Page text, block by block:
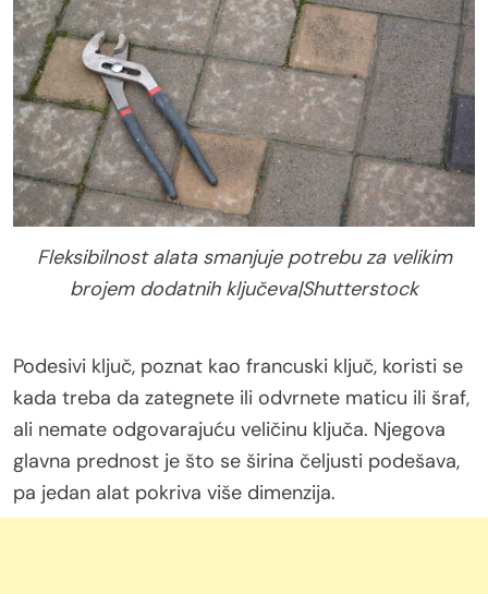
Fleksibilnost alata smanjuje potrebu za velikim
brojem dodatnih ključeva|Shutterstock
Podesivi ključ, poznat kao francuski ključ, koristi se
kada treba da zategnete ili odvrnete maticu ili šraf,
ali nemate odgovarajuću veličinu ključa. Njegova
glavna prednost je što se širina čeljusti podešava,
pa jedan alat pokriva više dimenzija.